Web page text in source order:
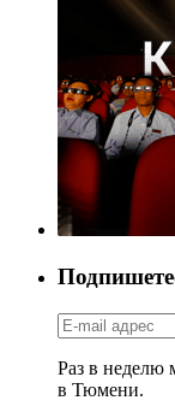
Раз в неделю
в Тюмени.